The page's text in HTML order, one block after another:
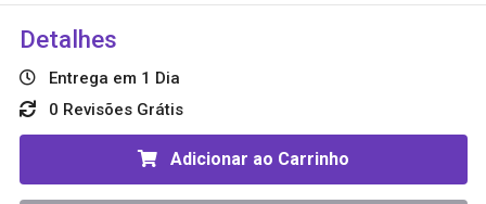
Minas Gerais
Região
Idiomas
Seguidores:
Brasileiros🇧🇷
mundiais 🌍
Copie o link de afiliado, compartilhe e ganhe e ganhe também💰
Detalhes
Entrega em 1 Dia
0 Revisões Grátis
Adicionar ao Carrinho